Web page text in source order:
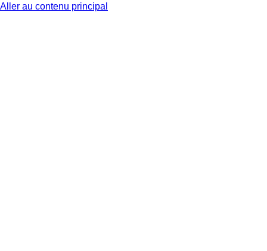
Aller au contenu principal